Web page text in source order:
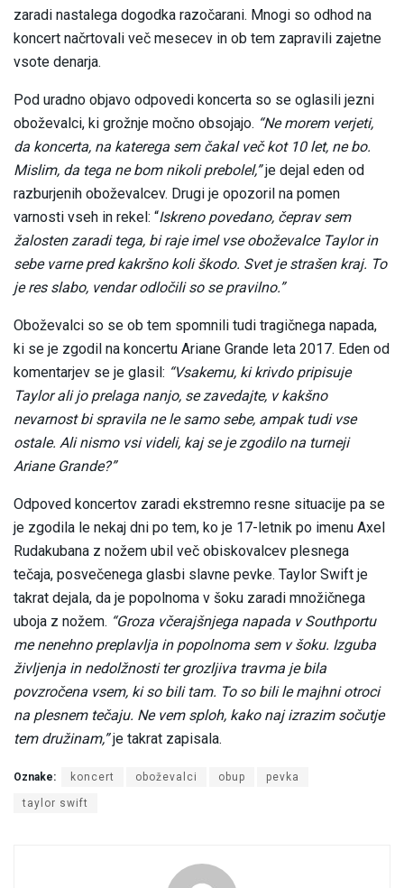
zaradi nastalega dogodka razočarani. Mnogi so odhod na
koncert načrtovali več mesecev in ob tem zapravili zajetne
vsote denarja.
Pod uradno objavo odpovedi koncerta so se oglasili jezni
oboževalci, ki grožnje močno obsojajo. “Ne morem verjeti,
da koncerta, na katerega sem čakal več kot 10 let, ne bo.
Mislim, da tega ne bom nikoli prebolel,”je dejal eden od
razburjenih oboževalcev. Drugi je opozoril na pomen
varnosti vseh in rekel: “Iskreno povedano, čeprav sem
žalosten zaradi tega, bi raje imel vse oboževalce Taylor in
sebe varne pred kakršno koli škodo. Svet je strašen kraj. To
je res slabo, vendar odločili so se pravilno.”
Oboževalci so se ob tem spomnili tudi tragičnega napada,
ki se je zgodil na koncertu Ariane Grande leta 2017. Eden od
komentarjev se je glasil: “Vsakemu, ki krivdo pripisuje
Taylor ali jo prelaga nanjo, se zavedajte, v kakšno
nevarnost bi spravila ne le samo sebe, ampak tudi vse
ostale. Ali nismo vsi videli, kaj se je zgodilo na turneji
Ariane Grande?”
Odpoved koncertov zaradi ekstremno resne situacije pa se
je zgodila le nekaj dni po tem, ko je 17-letnik po imenu Axel
Rudakubana z nožem ubil več obiskovalcev plesnega
tečaja, posvečenega glasbi slavne pevke. Taylor Swift je
takrat dejala, da je popolnoma v šoku zaradi množičnega
uboja z nožem. “Groza včerajšnjega napada v Southportu
me nenehno preplavlja in popolnoma sem v šoku. Izguba
življenja in nedolžnosti ter grozljiva travma je bila
povzročena vsem, ki so bili tam. To so bili le majhni otroci
na plesnem tečaju. Ne vem sploh, kako naj izrazim sočutje
tem družinam,”je takrat zapisala.
Oznake: koncert oboževalci obup pevka
taylor swift